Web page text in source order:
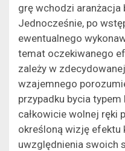
grę wchodzi aranżacja
Jednocześnie, po
ewentualnego
temat oczekiwanego
zależy w
wzajemnego
przypadku bycia
całkowicie wolnej ręki
określoną wizję efektu
uwzględnienia swoich